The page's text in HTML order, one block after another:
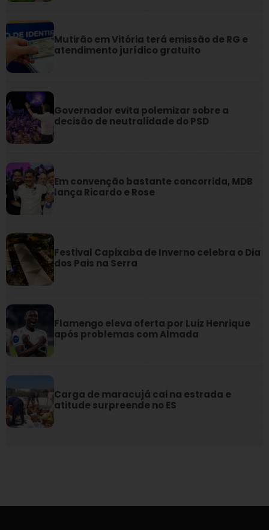
Mutirão em Vitória terá emissão de RG e
atendimento jurídico gratuito
Governador evita polemizar sobre a
decisão de neutralidade do PSD
Em convenção bastante concorrida, MDB
lança Ricardo e Rose
Festival Capixaba de Inverno celebra o Dia
dos Pais na Serra
Flamengo eleva oferta por Luiz Henrique
após problemas com Almada
Carga de maracujá cai na estrada e
atitude surpreende no ES